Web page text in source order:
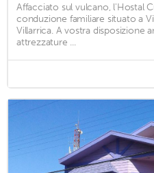
Affacciato sul vulcano, l'Hostal
conduzione familiare situato a
Villarrica. A vostra disposizione
attrezzature ...